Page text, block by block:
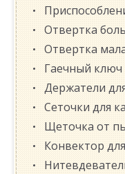
Отвертка
Отвертка
Гаечный ключ
Держатели
Сеточки для
Щеточка от
Конвектор